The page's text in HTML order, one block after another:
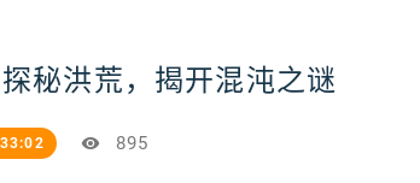
秘洪荒，揭开混沌之谜
895